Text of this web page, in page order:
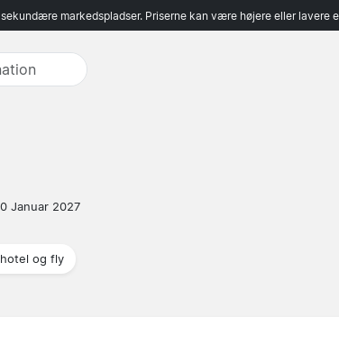
markedspladser. Priserne kan være højere eller lavere
Januar 2027
og fly